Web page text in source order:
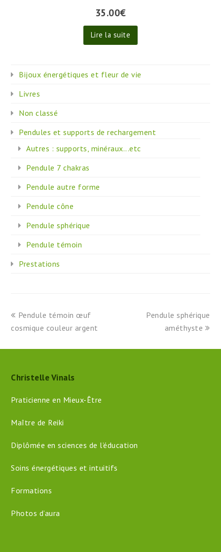
35.00€
Lire la suite
Bijoux énergétiques et fleur de vie
Livres
Non classé
Pendules et supports de rechargement
Autres : supports, minéraux...etc
Pendule 7 chakras
Pendule autre forme
Pendule cône
Pendule sphérique
Pendule témoin
Prestations
previous
post:
Pendule témoin œuf
cosmique couleur argent
next
post:
Pendule sphérique
améthyste
Christelle Vinals
Praticienne en Mieux-Être
Maître de Reiki
Diplômée en sciences de l’éducation
Soins énergétiques et intuitifs
Formations
Photos d’aura